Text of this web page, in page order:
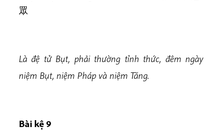
眾
Là đệ tử Bụt, phải thường tỉnh thức, đêm ngày
niệm Bụt, niệm Pháp và niệm Tăng.
Bài kệ 9